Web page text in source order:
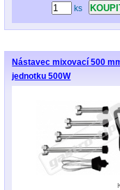
ks
Nástavec mixovací 500
jednotku 500W